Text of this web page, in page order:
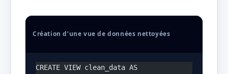
Création d’une vue de données nettoyées
CREATE VIEW clean_data AS